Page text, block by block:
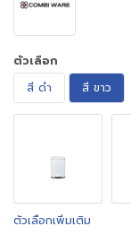
ตัวเลือก
สี ดำ
สี ขาว
ตัวเลือกเพิ่มเติม